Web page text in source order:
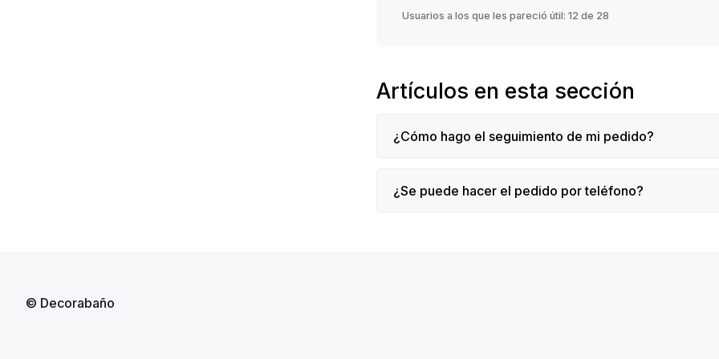
Usuarios a los que les pareció útil: 12 de 28
Artículos en esta sección
¿Cómo hago el seguimiento de mi pedido?
¿Se puede hacer el pedido por teléfono?
© Decorabaño